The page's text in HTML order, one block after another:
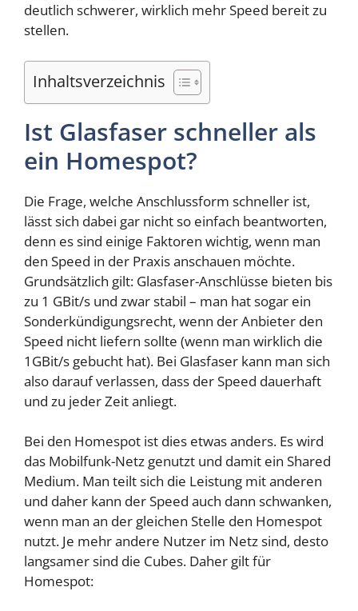
deutlich schwerer, wirklich mehr Speed bereit zu
stellen.
Inhaltsverzeichnis
Ist Glasfaser schneller als
ein Homespot?
Die Frage, welche Anschlussform schneller ist,
lässt sich dabei gar nicht so einfach beantworten,
denn es sind einige Faktoren wichtig, wenn man
den Speed in der Praxis anschauen möchte.
Grundsätzlich gilt: Glasfaser-Anschlüsse bieten bis
zu 1 GBit/s und zwar stabil – man hat sogar ein
Sonderkündigungsrecht, wenn der Anbieter den
Speed nicht liefern sollte (wenn man wirklich die
1GBit/s gebucht hat). Bei Glasfaser kann man sich
also darauf verlassen, dass der Speed dauerhaft
und zu jeder Zeit anliegt.
Bei den Homespot ist dies etwas anders. Es wird
das Mobilfunk-Netz genutzt und damit ein Shared
Medium. Man teilt sich die Leistung mit anderen
und daher kann der Speed auch dann schwanken,
wenn man an der gleichen Stelle den Homespot
nutzt. Je mehr andere Nutzer im Netz sind, desto
langsamer sind die Cubes. Daher gilt für
Homespot: